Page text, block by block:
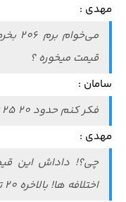
مهدی :
قیمت میخوره ؟
سامان :
فکر کنم حدود 20 25 تومن
مهدی :
اختلافه ها! بالاخره 20 تومن مثلا یا 25 تومن؟